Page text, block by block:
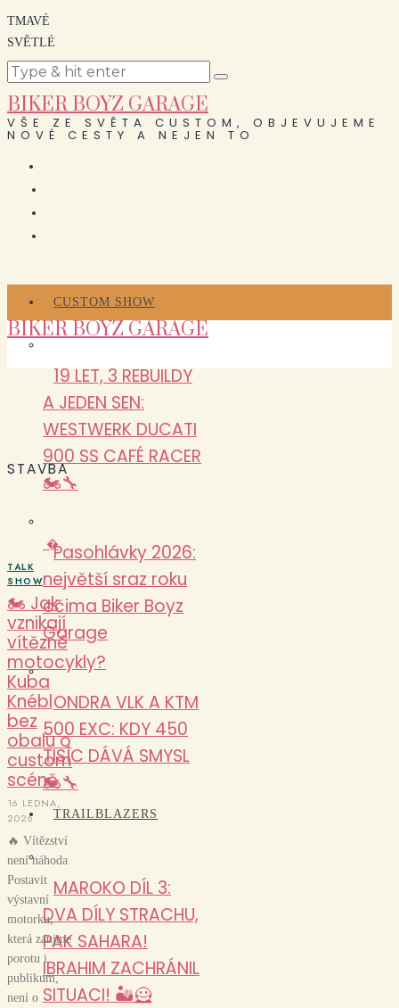
TMAVÉ
SVĚTLÉ
BIKER BOYZ GARAGE
VŠE ZE SVĚTA CUSTOM, OBJEVUJEME
NOVÉ CESTY A NEJEN TO
CUSTOM SHOW
19 LET, 3 REBUILDY
A JEDEN SEN:
WESTWERK DUCATI
900 SS CAFÉ RACER
🏍️🔧
Pasohlávky 2026:
největší sraz roku
očima Biker Boyz
Garage
ONDRA VLK A KTM
500 EXC: KDY 450
TISÍC DÁVÁ SMYSL
🏍️🔧
TRAILBLAZERS
MAROKO DÍL 3:
DVA DÍLY STRACHU,
PAK SAHARA!
IBRAHIM ZACHRÁNIL
SITUACI! 🏜️🦸
BIKER BOYZ GARAGE
STAVBA
�
TALK
SHOW
🏍️ Jak
vznikají
vítězné
motocykly?
Kuba
Knébl
bez
obalu o
custom
scéně
16 LEDNA,
2026
🔥 Vítězství
není náhoda
Postavit
výstavní
motorku,
která zaujme
porotu i
publikum,
není o